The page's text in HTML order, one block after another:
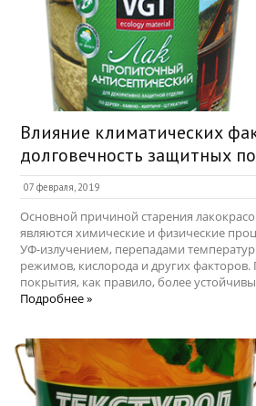
Влияние климатических
долговечность защитных
07 февраля, 2019
Основной причиной старения
являются химические и физические
УФ-излучением, перепадами
режимов, кислорода и других
покрытия, как правило, более
Подробнее »